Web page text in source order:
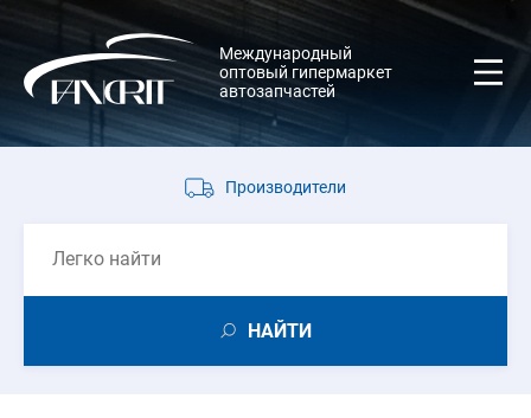
Международный
оптовый гипермаркет
автозапчастей
Производители
НАЙТИ